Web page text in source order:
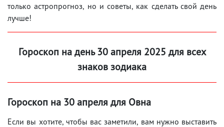
только астропрогноз, но и советы, как сделать свой день
лучше!
Гороскоп на день 30 апреля 2025 для всех
знаков зодиака
Гороскоп на 30 апреля для Овна
Если вы хотите, чтобы вас заметили, вам нужно выставить